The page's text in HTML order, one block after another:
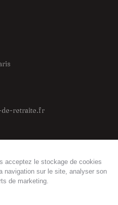
retraite.fr
© 2023 All Right